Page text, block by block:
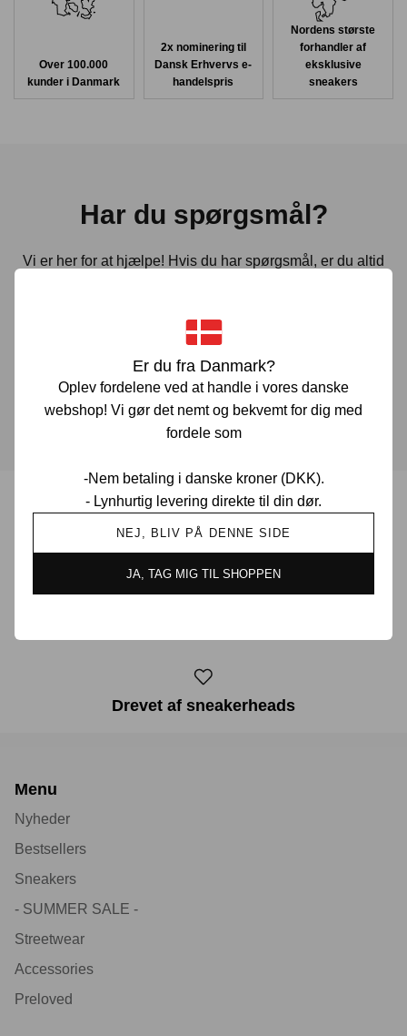
Er du fra Danmark?
Oplev fordelene ved at handle i vores danske
webshop! Vi gør det nemt og bekvemt for dig med
fordele som
-Nem betaling i danske kroner (DKK).
- Lynhurtig levering direkte til din dør.
NEJ, BLIV PÅ DENNE SIDE
JA, TAG MIG TIL SHOPPEN
Over 100.000
kunder i Danmark
2x nominering til
Dansk Erhvervs e-
handelspris
Nordens største
forhandler af
eksklusive
sneakers
Har du spørgsmål?
Vi er her for at hjælpe! Hvis du har spørgsmål, er du altid
muligt.
KONTAKT OS
Prisgaranti i Danmark
Drevet af sneakerheads
Menu
Nyheder
Bestsellers
Sneakers
- SUMMER SALE -
Streetwear
Accessories
Preloved